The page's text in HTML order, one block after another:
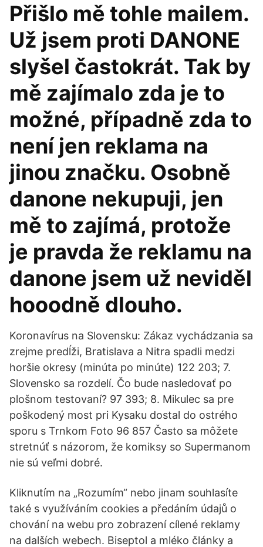
Přišlo mě tohle mailem.
Už jsem proti DANONE
slyšel častokrát. Tak by
mě zajímalo zda je to
možné, případně zda to
není jen reklama na
jinou značku. Osobně
danone nekupuji, jen
mě to zajímá, protože
je pravda že reklamu na
danone jsem už neviděl
hooodně dlouho.
Koronavírus na Slovensku: Zákaz vychádzania sa
zrejme predĺži, Bratislava a Nitra spadli medzi
horšie okresy (minúta po minúte) 122 203; 7.
Slovensko sa rozdelí. Čo bude nasledovať po
plošnom testovaní? 97 393; 8. Mikulec sa pre
poškodený most pri Kysaku dostal do ostrého
sporu s Trnkom Foto 96 857 Často sa môžete
stretnúť s názorom, že komiksy so Supermanom
nie sú veľmi dobré.
Kliknutím na „Rozumím“ nebo jinam souhlasíte
také s využíváním cookies a předáním údajů o
chování na webu pro zobrazení cílené reklamy
na dalších webech. Biseptol a mléko články a